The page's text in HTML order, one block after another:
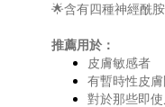
🌟含有四種神經酰
推薦用於：
皮膚敏感者
有暫時性皮膚
對於那些即